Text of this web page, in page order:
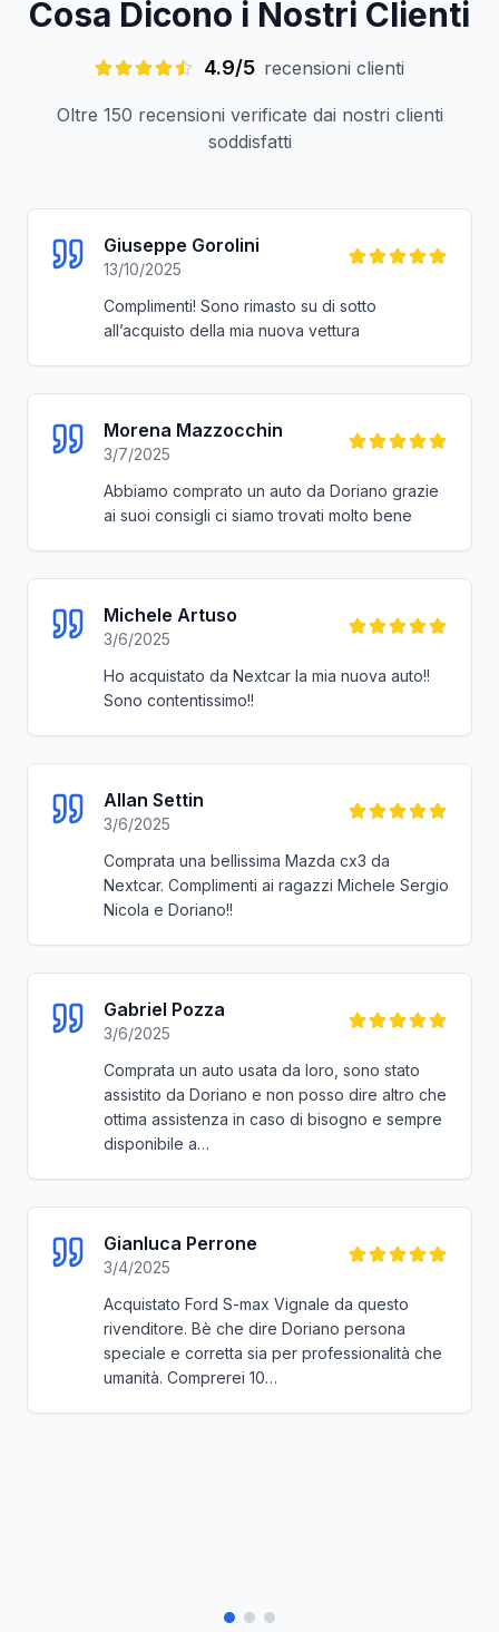
Cosa Dicono i Nostri Clienti
4.9/5 recensioni clienti
Oltre 150 recensioni verificate dai nostri clienti
soddisfatti
Oleksiy Chalyy (Alex)
3/2/2025
Comprato la mia bellissima auto Audi A 4
B8,grazie al aiuto di Doriano .Ottimi prezzi e
alex alex
3/2/2025
problemi!
paolo
3/12/2024
ora dopo circa tre mesi che la uso posso ben
dire di aver proprio fatto un
Maurizio Squaiella
3/11/2024
Comprato auto FORD FOCUS da NEXTCAR. Ho
trovato persone molto disponibili ed affidabili.
Andrea Dal Pra'
3/11/2024
Hybrid usata qui da Nextcar, sono stato
seguito dal…More
Massimo Fenude
3/11/2024